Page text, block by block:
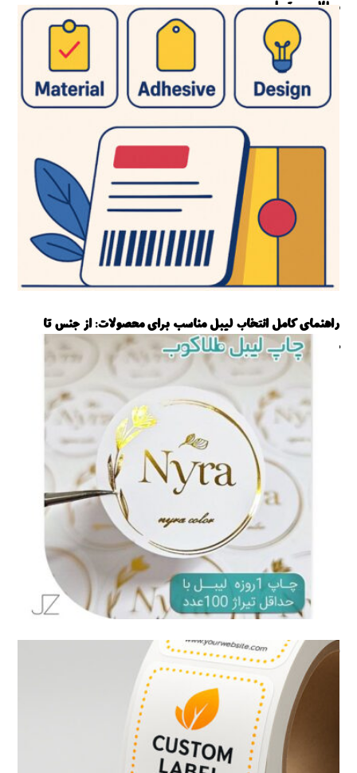
مطالب مرتبط ...
راهنمای کامل انتخاب لیبل مناسب برای محصولات: از جنس تا
لیبل طلاکوب با چاپ دیجیتال چیست؟
مقاله